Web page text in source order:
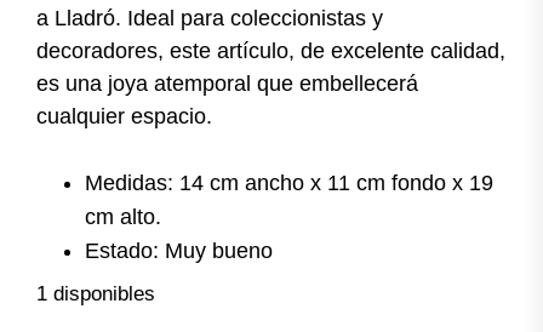
a Lladró. Ideal para coleccionistas y
decoradores, este artículo, de excelente calidad,
es una joya atemporal que embellecerá
cualquier espacio.
Medidas: 14 cm ancho x 11 cm fondo x 19
cm alto.
Estado: Muy bueno
1 disponibles